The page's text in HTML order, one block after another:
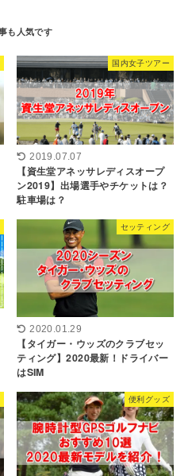
国内女子ツアー
2019.07.07
【資生堂アネッサレディスオープ
ン2019】出場選手やチケットは？
駐車場は？
セッティング
2020.01.29
【タイガー・ウッズのクラブセッ
ティング】2020最新！ドライバー
はSIM
便利グッズ